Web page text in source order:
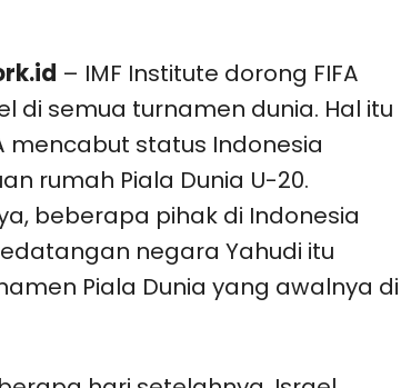
– IMF Institute dorong FIFA
di semua turnamen dunia. Hal itu
mencabut status Indonesia
rumah Piala Dunia U-20.
beberapa pihak di Indonesia
negara Yahudi itu
Piala Dunia yang awalnya di